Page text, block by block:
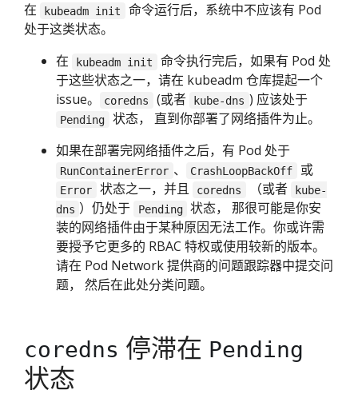
在 kubeadm init
命令运行后，系统中不应该有 Pod
处于这类状态。
在
kubeadm init
命令执行完后，如果有 Pod 处
于这些状态之一，请在 kubeadm 仓库提起一个
issue。
coredns (或者 kube-dns ) 应该处于
Pending
状态， 直到你部署了网络插件为止。
如果在部署完网络插件之后，有 Pod 处于
RunContainerError 、 CrashLoopBackOff 或
Error 状态之一，并且 coredns （或者
kube-
dns ）仍处于 Pending 状态， 那很可能是你安
装的网络插件由于某种原因无法工作。你或许需
要授予它更多的 RBAC 特权或使用较新的版本。
请在 Pod Network 提供商的问题跟踪器中提交问
题， 然后在此处分类问题。
coredns 停滞在 Pending
状态